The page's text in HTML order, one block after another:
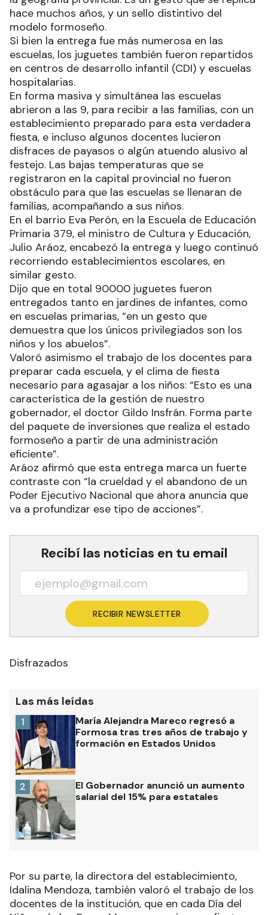
En los festejos por el Día de las Infancias, el
Gobierno de la provincia entregó 200.000
juguetes para niños y niñas distribuidos en toda
la geografía provincial. Es un gesto que se replica
hace muchos años, y un sello distintivo del
modelo formoseño.
Si bien la entrega fue más numerosa en las
escuelas, los juguetes también fueron repartidos
en centros de desarrollo infantil (CDI) y escuelas
hospitalarias.
En forma masiva y simultánea las escuelas
abrieron a las 9, para recibir a las familias, con un
establecimiento preparado para esta verdadera
fiesta, e incluso algunos docentes lucieron
disfraces de payasos o algún atuendo alusivo al
festejo. Las bajas temperaturas que se
registraron en la capital provincial no fueron
obstáculo para que las escuelas se llenaran de
familias, acompañando a sus niños.
En el barrio Eva Perón, en la Escuela de Educación
Primaria 379, el ministro de Cultura y Educación,
Julio Aráoz, encabezó la entrega y luego continuó
recorriendo establecimientos escolares, en
similar gesto.
Dijo que en total 90000 juguetes fueron
entregados tanto en jardines de infantes, como
en escuelas primarias, “en un gesto que
demuestra que los únicos privilegiados son los
niños y los abuelos”.
Valoró asimismo el trabajo de los docentes para
preparar cada escuela, y el clima de fiesta
necesario para agasajar a los niños: “Esto es una
característica de la gestión de nuestro
gobernador, el doctor Gildo Insfrán. Forma parte
del paquete de inversiones que realiza el estado
formoseño a partir de una administración
eficiente”.
Aráoz afirmó que esta entrega marca un fuerte
va a profundizar ese tipo de acciones”.
Recibí las noticias en tu email
Disfrazados
Las más leídas
Formosa tras tres años de trabajo y
formación en Estados Unidos
1
2